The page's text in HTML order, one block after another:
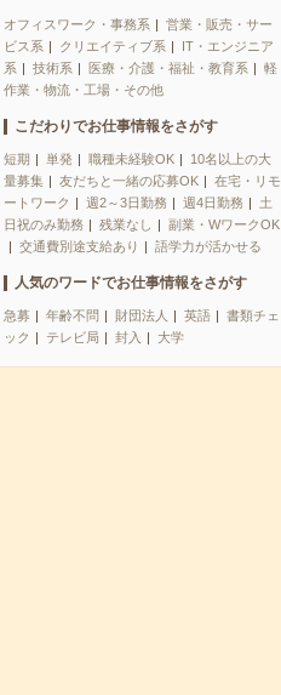
オフィスワーク・事務系
営業・販売・サー
ビス系
クリエイティブ系
IT・エンジニア
系
技術系 医療・介護・福祉・教育系
軽
作業・物流・工場・その他
こだわりでお仕事情報をさがす
短期 単発 職種未経験OK
10名以上の大
量募集
友だちと一緒の応募OK
在宅・リモ
ートワーク
週2～3日勤務 週4日勤務
土
日祝のみ勤務
残業なし
副業・WワークOK
交通費別途支給あり
語学力が活かせる
人気のワードでお仕事情報をさがす
急募 年齢不問 財団法人 英語
書類チェ
ック
テレビ局 封入 大学